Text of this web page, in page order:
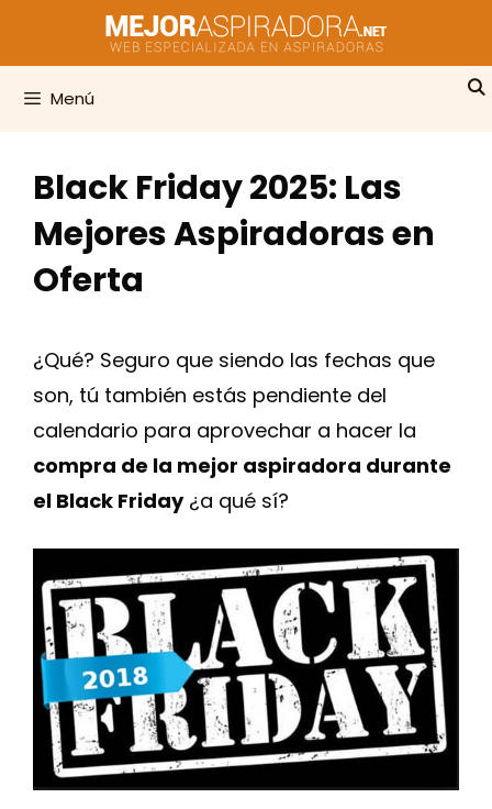
contenido
Menú
Black Friday 2025: Las
Mejores Aspiradoras en
Oferta
¿Qué? Seguro que siendo las fechas que
son, tú también estás pendiente del
calendario para aprovechar a hacer la
compra de la mejor aspiradora durante
el Black Friday¿a qué sí?